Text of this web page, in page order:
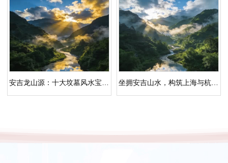
坐拥安吉山水，构筑上海与杭州的安息后花园｜杭州公墓价格一览表